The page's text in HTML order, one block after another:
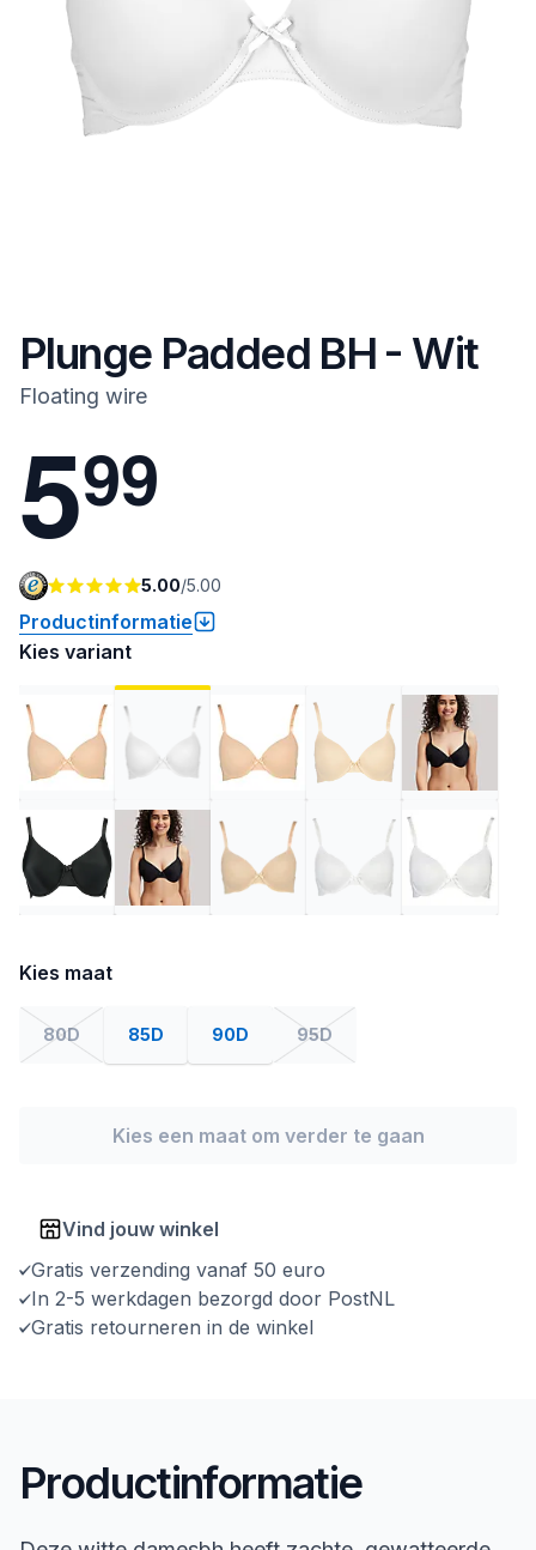
Plunge Padded BH - Wit
Floating wire
599
5.00/5.00
Productinformatie
Kies variant
Kies maat
80D 85D 90D 95D
Kies een maat om verder te gaan
Vind jouw winkel
Gratis verzending vanaf 50 euro
In 2-5 werkdagen bezorgd door PostNL
Gratis retourneren in de winkel
Productinformatie